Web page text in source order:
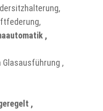
,
,
,